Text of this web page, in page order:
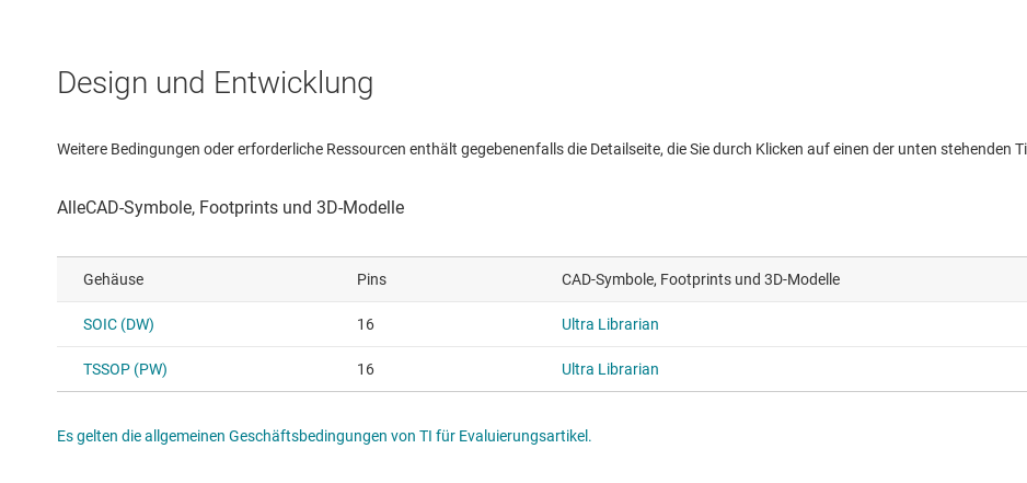
Design und Entwicklung
Weitere Bedingungen oder erforderliche Ressourcen enthält gegebenenfalls die Detailseite, die Sie durch Klicken auf einen der unten stehenden
Gehäuse Pins CAD-Symbole, Footprints und 3D-Modelle
SOIC (DW) 16 Ultra Librarian
TSSOP (PW) 16 Ultra Librarian
Es gelten die allgemeinen Geschäftsbedingungen von TI für Evaluierungsartikel.